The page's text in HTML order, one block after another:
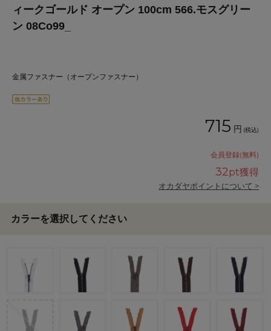
ィークゴールド オープン 100cm 566.モスグリー
ン 08Co99_
金属ファスナー（オープンファスナー）
715 円 (税込)
会員登録(無料)
32pt獲得
オカダヤポイントについて >
カラーを選択してください